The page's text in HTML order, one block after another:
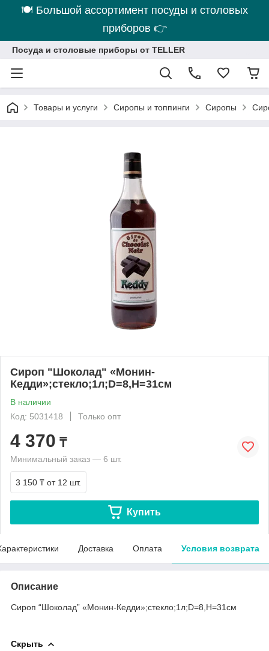
🍽 Большой ассортимент посуды и столовых
приборов 👉
Посуда и столовые приборы от TELLER
Товары и услуги Сиропы и топпинги Сиропы
Сироп "Шоколад" «Монин-
Кедди»;стекло;1л;D=8,H=31см
В наличии
Код: 5031418
Только опт
4 370 ₸
Минимальный заказ — 6 шт.
3 150 ₸ от 12 шт.
Купить
Доставка Оплата Условия возврата
Описание
Сироп “Шоколад” «Монин-Кедди»;стекло;1л;D=8,H=31см
Скрыть